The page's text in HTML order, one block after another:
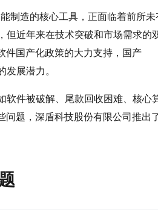
制造的核心工具，正面临着前所未
近年来在技术突破和市场需求的
件国产化政策的大力支持，国产
展潜力。
软件被破解、尾款回收困难、核心
题，深盾科技股份有限公司推出